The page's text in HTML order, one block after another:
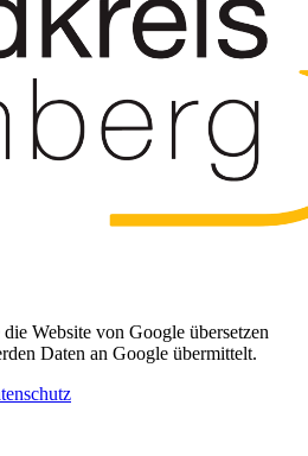
Website von Google übersetzen
Daten an Google übermittelt.